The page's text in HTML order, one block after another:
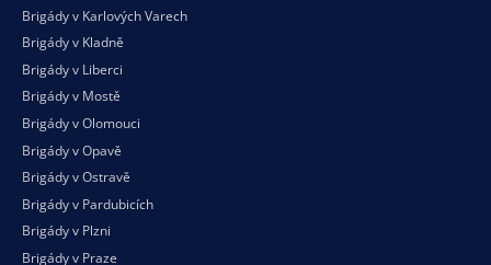
Brigády v Karlových Varech
Brigády v Kladně
Brigády v Liberci
Brigády v Mostě
Brigády v Olomouci
Brigády v Opavě
Brigády v Ostravě
Brigády v Pardubicích
Brigády v Plzni
Brigády v Praze